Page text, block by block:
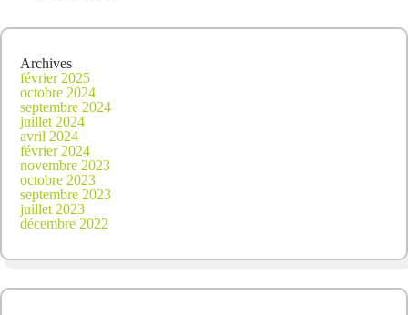
Archives
février 2025
octobre 2024
septembre 2024
juillet 2024
avril 2024
février 2024
novembre 2023
octobre 2023
septembre 2023
juillet 2023
décembre 2022